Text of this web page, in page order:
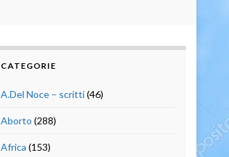
CATEGORIE
A.Del Noce – scritti(46)
Aborto (288)
Africa (153)